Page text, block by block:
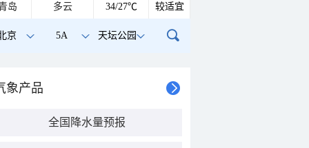
岛 多云 34/27℃ 较适宜
京 5A 天坛公园
象产品
全国降水量预报